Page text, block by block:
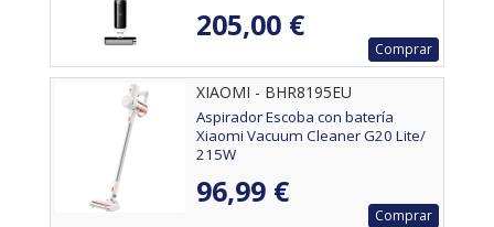
205,00 €
Comprar
XIAOMI - BHR8195EU
Aspirador Escoba con batería
Xiaomi Vacuum Cleaner G20 Lite/
215W
96,99 €
Comprar